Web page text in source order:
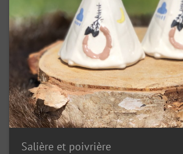
Salière et poivrière